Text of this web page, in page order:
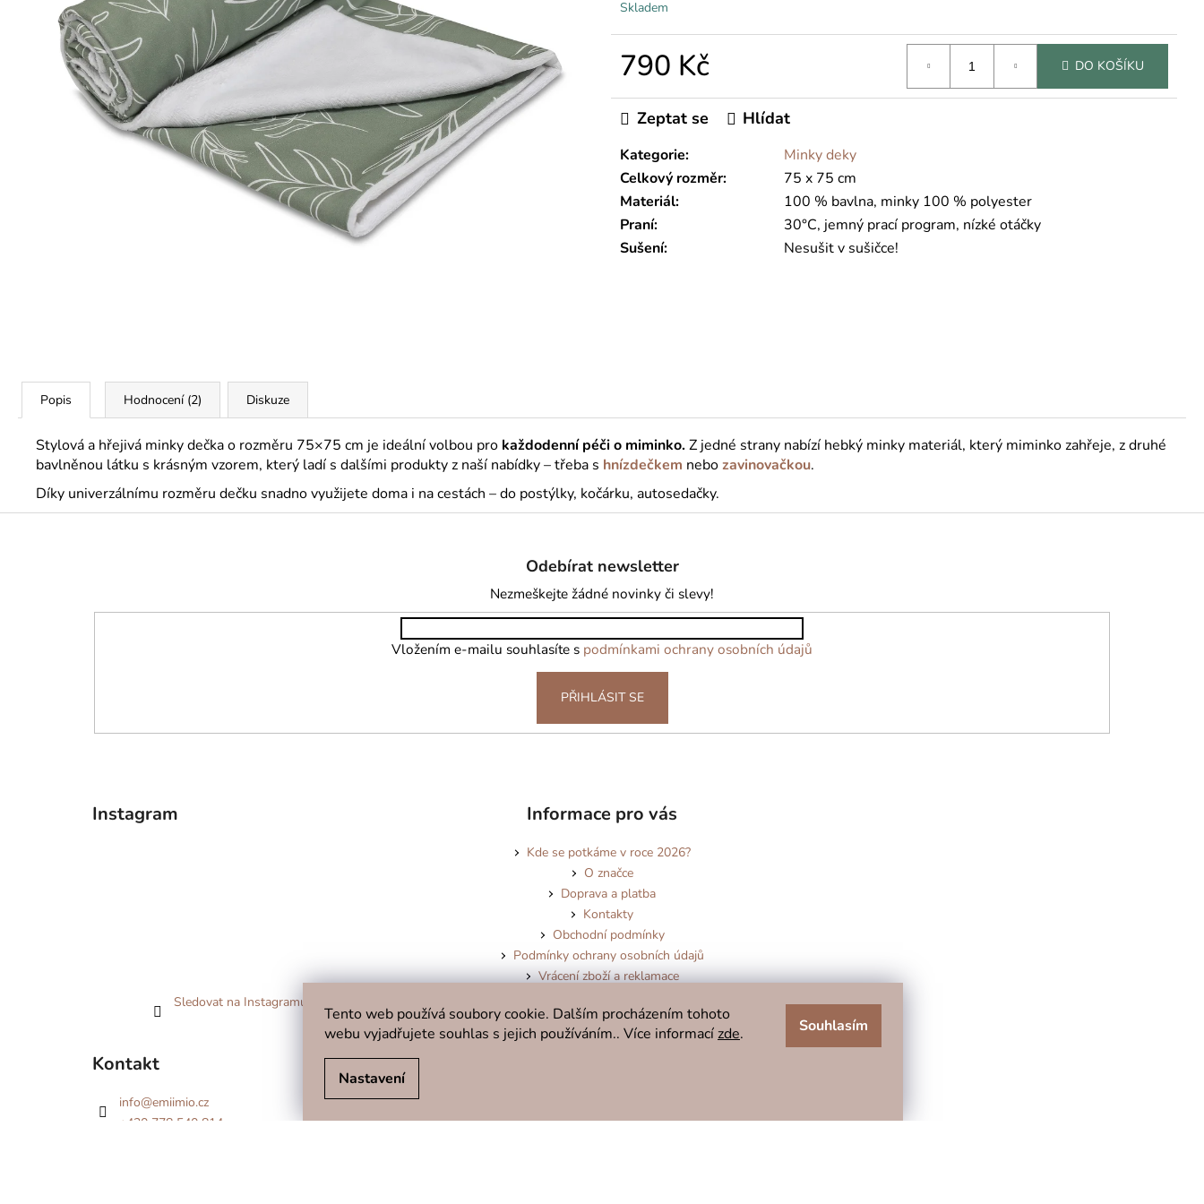
Tento web používá soubory cookie. Dalším procházením tohoto
webu vyjadřujete souhlas s jejich používáním.. Více informací zde.
Nastavení
Souhlasím
Skladem
790 Kč DO KOŠÍKU
Kategorie:
Minky deky
Celkový rozměr:
75 x 75 cm
Materiál:
100 % bavlna, minky 100 % polyester
Praní:
30°C, jemný prací program, nízké otáčky
Sušení: Nesušit v sušičce!
Zeptat se Hlídat
Popis Hodnocení (2) Diskuze
Stylová a hřejivá minky dečka o rozměru 75×75 cm je ideální volbou pro každodenní péči o miminko.Z jedné strany nabízí hebký minky materiál, který miminko zahřeje, z druhé
bavlněnou látku s krásným vzorem, který ladí s dalšími produkty z naší nabídky – třeba s hnízdečkem nebozavinovačkou.
Díky univerzálnímu rozměru dečku snadno využijete doma i na cestách – do postýlky, kočárku, autosedačky.
Odebírat newsletter
Nezmeškejte žádné novinky či slevy!
Vložením e-mailu souhlasíte s podmínkami ochrany osobních údajů
PŘIHLÁSIT SE
Instagram
Sledovat na Instagramu
Informace pro vás
Kde se potkáme v roce 2026?
O značce
Doprava a platba
Kontakty
Obchodní podmínky
Podmínky ochrany osobních údajů
Vrácení zboží a reklamace
Kontakt
info@emiimio.cz
+420 778 540 814